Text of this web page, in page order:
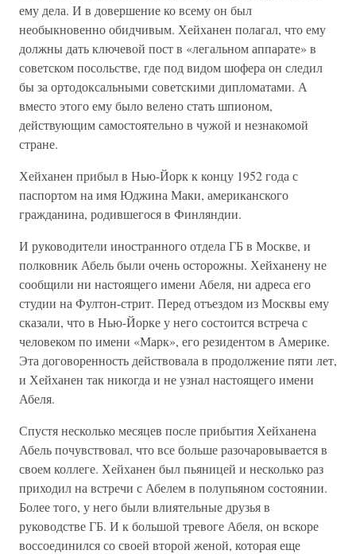
ему дела. И в довершение ко всему он был
необыкновенно обидчивым. Хейханен полагал, что ему
должны дать ключевой пост в «легальном аппарате» в
советском посольстве, где под видом шофера он следил
бы за ортодоксальными советскими дипломатами. А
вместо этого ему было велено стать шпионом,
действующим самостоятельно в чужой и незнакомой
стране.
Хейханен прибыл в Нью-Йорк к концу 1952 года с
паспортом на имя Юджина Маки, американского
гражданина, родившегося в Финляндии.
И руководители иностранного отдела ГБ в Москве, и
полковник Абель были очень осторожны. Хейханену не
сообщили ни настоящего имени Абеля, ни адреса его
студии на Фултон-стрит. Перед отъездом из Москвы ему
сказали, что в Нью-Йорке у него состоится встреча с
человеком по имени «Марк», его резидентом в Америке.
Эта договоренность действовала в продолжение пяти лет,
и Хейханен так никогда и не узнал настоящего имени
Абеля.
Спустя несколько месяцев после прибытия Хейханена
Абель почувствовал, что все больше разочаровывается в
своем коллеге. Хейханен был пьяницей и несколько раз
приходил на встречи с Абелем в полупьяном состоянии.
Более того, у него были влиятельные друзья в
руководстве ГБ. И к большой тревоге Абеля, он вскоре
воссоединился со своей второй женой, которая еще